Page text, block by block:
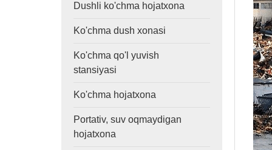
Dushli ko'chma hojatxona
Ko'chma dush xonasi
Ko'chma qo'l yuvish
stansiyasi
Ko'chma hojatxona
Portativ, suv oqmaydigan
hojatxona